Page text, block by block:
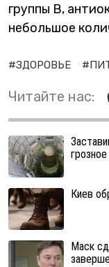
группы B,
небольшое
#ЗДОРОВЬЕ
Читайте нас:
Киев
Маск